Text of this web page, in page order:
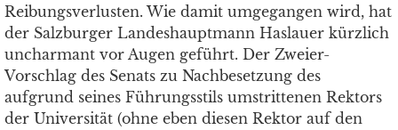
Reibungsverlusten. Wie damit umgegangen wird, hat
der Salzburger Landeshauptmann Haslauer kürzlich
uncharmant vor Augen geführt. Der Zweier-
Vorschlag des Senats zu Nachbesetzung des
aufgrund seines Führungsstils umstrittenen Rektors
der Universität (ohne eben diesen Rektor auf den